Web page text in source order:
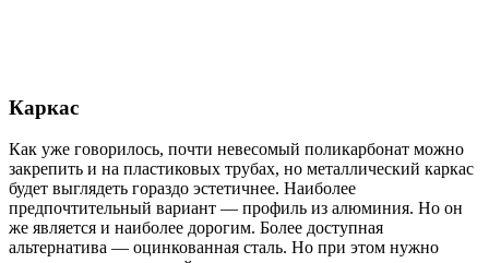
Каркас
Как уже говорилось, почти невесомый поликарбонат можно
закрепить и на пластиковых трубах, но металлический каркас
будет выглядеть гораздо эстетичнее. Наиболее
предпочтительный вариант — профиль из алюминия. Но он
же является и наиболее дорогим. Более доступная
альтернатива — оцинкованная сталь. Но при этом нужно